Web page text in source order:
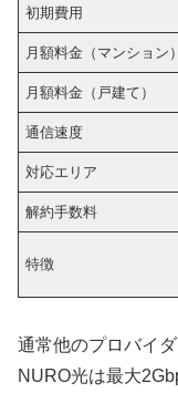
初期費用
月額料金（マンション）
月額料金（戸建て）
通信速度
対応エリア
解約手数料
特徴
通常他のプロバイ
NURO光は最大